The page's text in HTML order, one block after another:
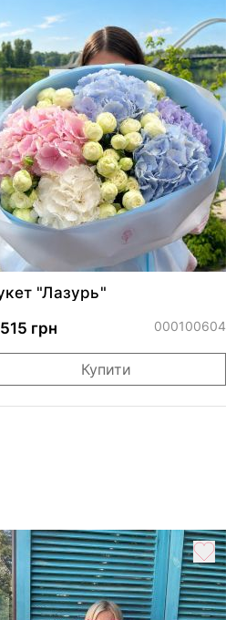
"Лазурь"
грн
000100604
Купити